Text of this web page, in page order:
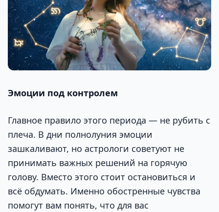
Эмоции под контролем
Главное правило этого периода — не рубить с
плеча. В дни полнолуния эмоции
зашкаливают, но астрологи советуют не
принимать важных решений на горячую
голову. Вместо этого стоит остановиться и
всё обдумать. Именно обостренные чувства
помогут вам понять, что для вас